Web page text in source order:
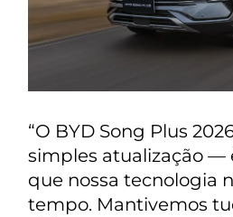
“O BYD Song Plus
simples atualização —
que nossa tecnologia
tempo. Mantivemos